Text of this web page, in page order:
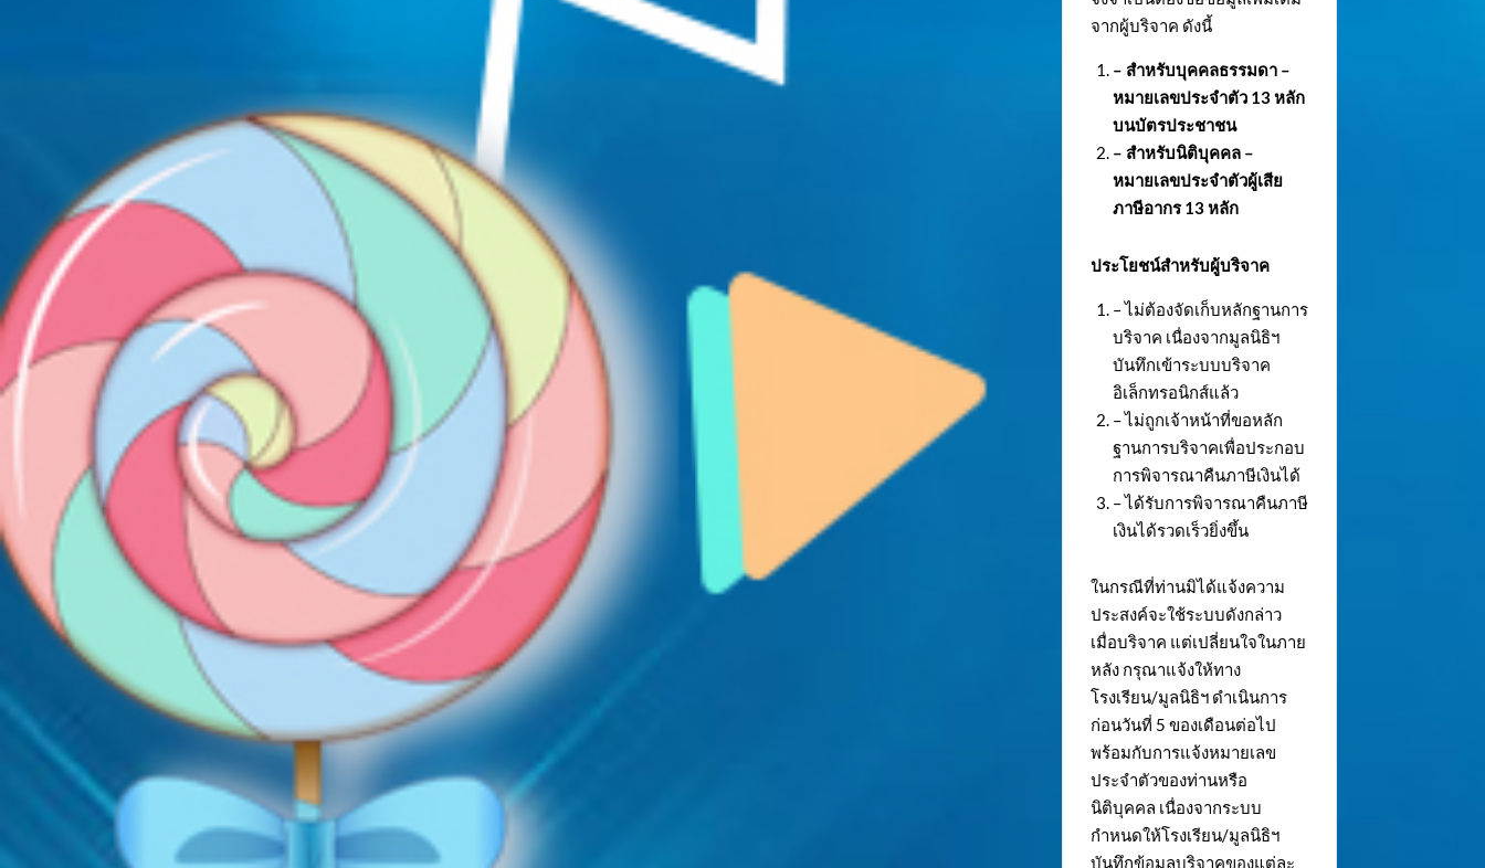
จากผู้บริจาค ดังนี้
– สำหรับบุคคลธรรมดา –
หมายเลขประจำตัว 13 หลัก
บนบัตรประชาชน
– สำหรับนิติบุคคล –
หมายเลขประจำตัวผู้เสีย
ภาษีอากร 13 หลัก
ประโยชน์สำหรับผู้บริจาค
– ไม่ต้องจัดเก็บหลักฐานการ
บริจาค เนื่องจากมูลนิธิฯ
บันทึกเข้าระบบบริจาค
อิเล็กทรอนิกส์แล้ว
– ไม่ถูกเจ้าหน้าที่ขอหลัก
ฐานการบริจาคเพื่อประกอบ
การพิจารณาคืนภาษีเงินได้
– ได้รับการพิจารณาคืนภาษี
เงินได้รวดเร็วยิ่งขึ้น
ในกรณีที่ท่านมิได้แจ้งความ
ประสงค์จะใช้ระบบดังกล่าว
เมื่อบริจาค แต่เปลี่ยนใจในภาย
หลัง กรุณาแจ้งให้ทาง
โรงเรียน/มูลนิธิฯ ดำเนินการ
ก่อนวันที่ 5 ของเดือนต่อไป
พร้อมกับการแจ้งหมายเลข
ประจำตัวของท่านหรือ
นิติบุคคล เนื่องจากระบบ
กำหนดให้โรงเรียน/มูลนิธิฯ
บันทึกข้อมูลบริจาคของแต่ละ